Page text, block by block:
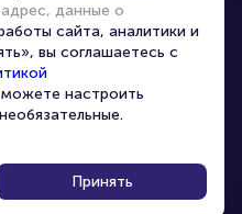
800-500-42-62
499-226-15-14
данные о
сайта, аналитики и
вы соглашаетесь с
настроить
Принять